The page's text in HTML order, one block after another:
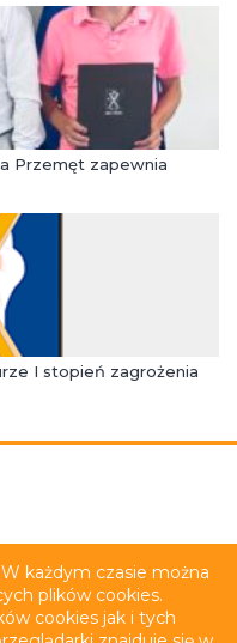
Przemęt zapewnia
I stopień zagrożenia
prywatności
każdym czasie można
plików cookies.
cookies jak i tych